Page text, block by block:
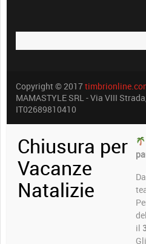
Copyright © 2017
MAMASTYLE SRL - Via VIII
IT02689810410
Chiusura per
Vacanze
Natalizie
il